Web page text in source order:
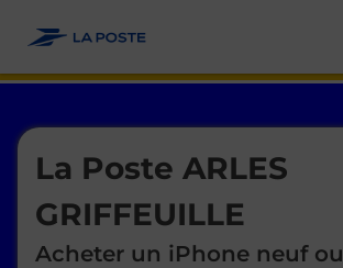
La Poste ARLES
GRIFFEUILLE
Acheter un iPhone neuf ou
Le lien s'ouvre dans un nouvel onglet